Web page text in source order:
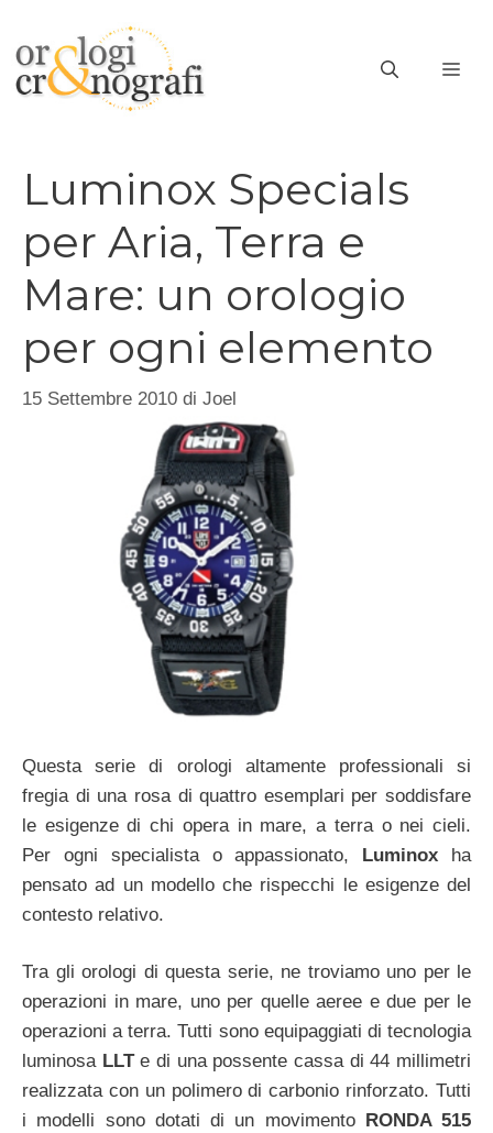
contenuto
Luminox Specials
per Aria, Terra e
Mare: un orologio
per ogni elemento
15 Settembre 2010 di Joel
Questa serie di orologi altamente professionali si
fregia di una rosa di quattro esemplari per soddisfare
le esigenze di chi opera in mare, a terra o nei cieli.
Per ogni specialista o appassionato, Luminox ha
pensato ad un modello che rispecchi le esigenze del
contesto relativo.
Tra gli orologi di questa serie, ne troviamo uno per le
operazioni in mare, uno per quelle aeree e due per le
operazioni a terra. Tutti sono equipaggiati di tecnologia
luminosa LLTe di una possente cassa di 44 millimetri
realizzata con un polimero di carbonio rinforzato. Tutti
i modelli sono dotati di un movimento
RONDA 515